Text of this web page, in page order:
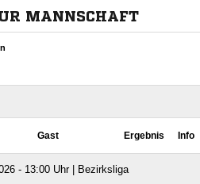
MANNSCHAFT
Gast Ergebnis Info
- 13:00 Uhr | Bezirksliga